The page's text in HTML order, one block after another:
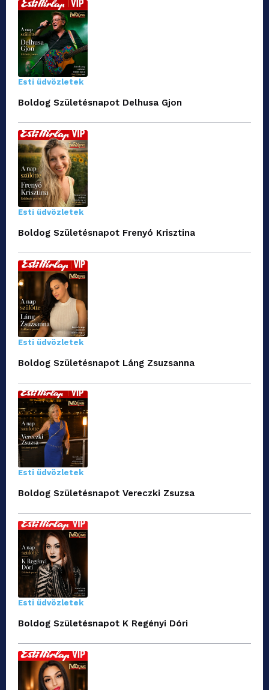
Esti üdvözletek
Boldog Születésnapot Delhusa Gjon
Esti üdvözletek
Boldog Születésnapot Frenyó Krisztina
Esti üdvözletek
Boldog Születésnapot Láng Zsuzsanna
Esti üdvözletek
Boldog Születésnapot Vereczki Zsuzsa
Esti üdvözletek
Boldog Születésnapot K Regényi Dóri